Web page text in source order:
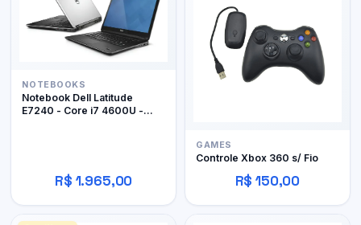
NOTEBOOKS
Notebook Dell Latitude
E7240 - Core i7 4600U -
R$ 1.965,00
GAMES
Controle Xbox 360 s/ Fio
R$ 150,00